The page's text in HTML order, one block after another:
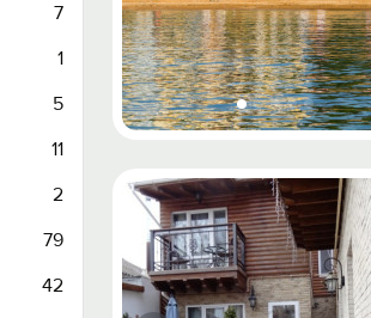
7
1
5
11
2
79
42